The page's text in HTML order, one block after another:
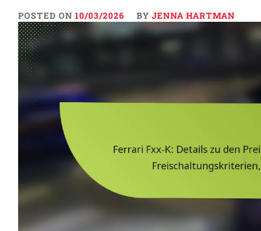
POSTED ON 10/03/2026 BY JENNA HARTMAN